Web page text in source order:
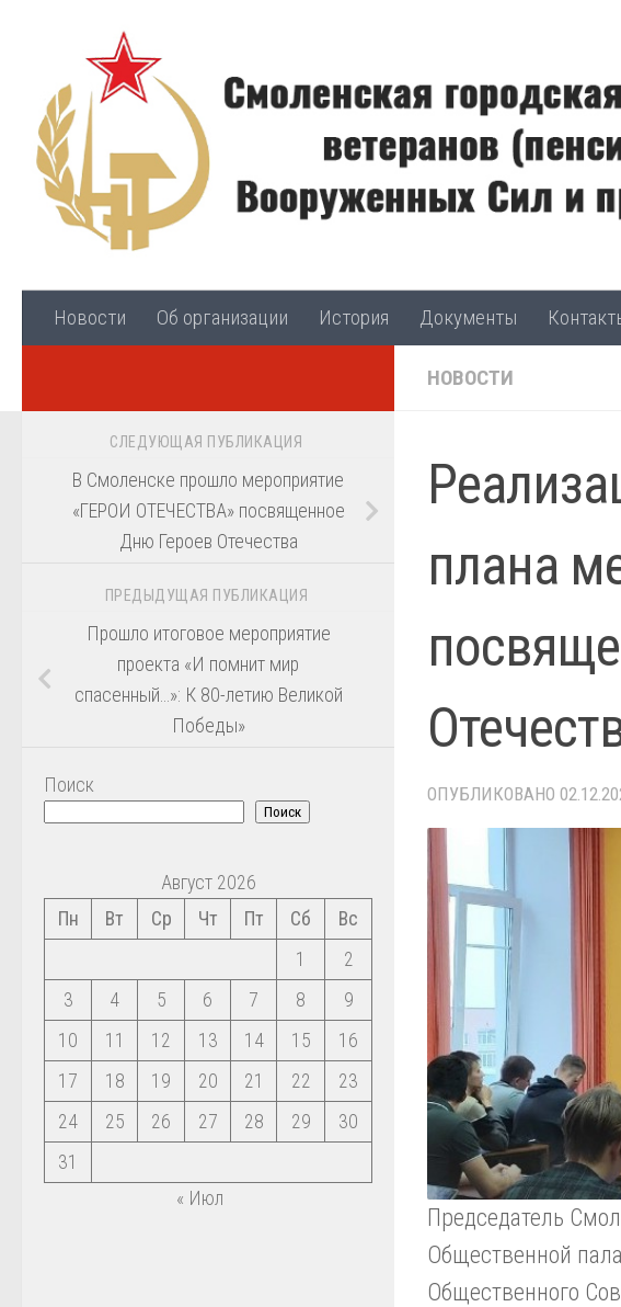
Skip to content
Новости Об организации История Документы
НОВОСТИ
плана
ОПУБЛИКОВАНО
Председатель
Общественной
Общественного
СЛЕДУЮЩАЯ ПУБЛИКАЦИЯ
В Смоленске прошло мероприятие
«ГЕРОИ ОТЕЧЕСТВА» посвященное
Дню Героев Отечества
ПРЕДЫДУЩАЯ ПУБЛИКАЦИЯ
Прошло итоговое мероприятие
проекта «И помнит мир
спасенный…»: К 80-летию Великой
Победы»
Поиск
Поиск
Август 2026
Пн
Вт Ср Чт Пт Сб
Вс
1
2
3
4 5 6 7 8
9
10
11 12 13 14 15
16
17
18 19 20 21 22
23
24
25 26 27 28 29
30
31
« Июл